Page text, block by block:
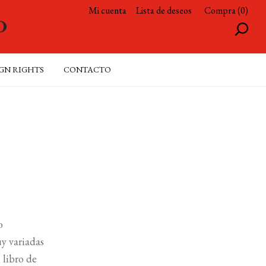
Mi cuenta Lista de deseos Compra (0)
RIGHTS CONTACTO
variadas
libro de